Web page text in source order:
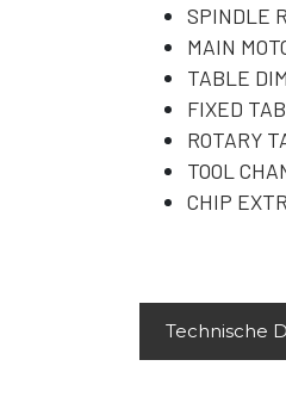
SPINDLE
MAIN
TABLE
FIXED
ROTARY
TOOL
CHIP
Technische